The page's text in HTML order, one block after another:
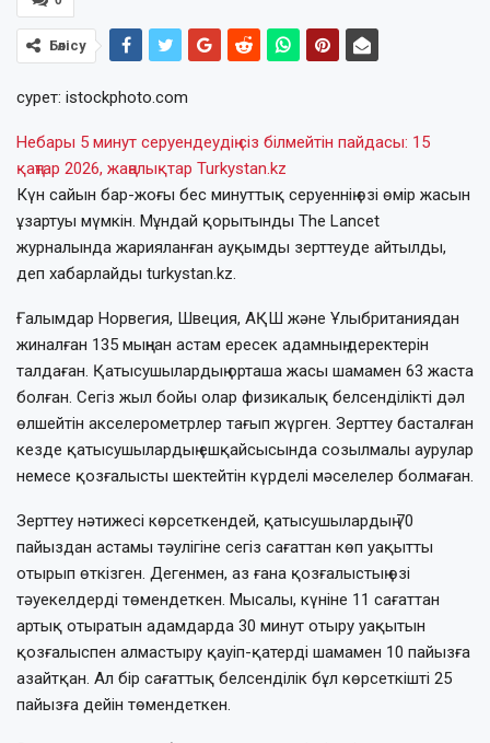
Бөлісу
сурет: istockphoto.com
Небары 5 минут серуендеудің сіз білмейтін пайдасы: 15
қаңтар 2026, жаңалықтар Turkystan.kz
Күн сайын бар-жоғы бес минуттық серуеннің өзі өмір жасын
ұзартуы мүмкін. Мұндай қорытынды The Lancet
журналында жарияланған ауқымды зерттеуде айтылды,
деп хабарлайды turkystan.kz.
Ғалымдар Норвегия, Швеция, АҚШ және Ұлыбританиядан
жиналған 135 мыңнан астам ересек адамның деректерін
талдаған. Қатысушылардың орташа жасы шамамен 63 жаста
болған. Сегіз жыл бойы олар физикалық белсенділікті дәл
өлшейтін акселерометрлер тағып жүрген. Зерттеу басталған
кезде қатысушылардың ешқайсысында созылмалы аурулар
немесе қозғалысты шектейтін күрделі мәселелер болмаған.
Зерттеу нәтижесі көрсеткендей, қатысушылардың 70
пайыздан астамы тәулігіне сегіз сағаттан көп уақытты
отырып өткізген. Дегенмен, аз ғана қозғалыстың өзі
тәуекелдерді төмендеткен. Мысалы, күніне 11 сағаттан
артық отыратын адамдарда 30 минут отыру уақытын
қозғалыспен алмастыру қауіп-қатерді шамамен 10 пайызға
азайтқан. Ал бір сағаттық белсенділік бұл көрсеткішті 25
пайызға дейін төмендеткен.